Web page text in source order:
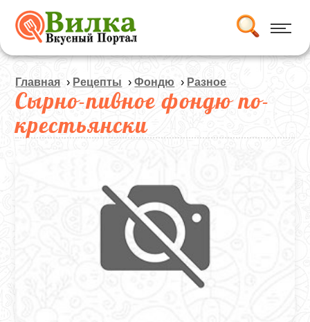
Главная › Рецепты ›Фондю › Разное
Сырно-пивное фондю по-
крестьянски